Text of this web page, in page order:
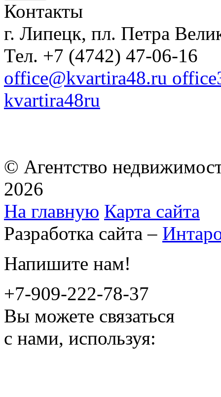
Контакты
г. Липецк, пл. Петра
Тел. +7 (4742) 47-06-16
office@kvartira48.ru
kvartira48ru
© Агентство
2026
На главную Карта сайта
Разработка сайта –
Напишите нам!
+7-909-222-78-37
Вы можете связаться
с нами, используя: